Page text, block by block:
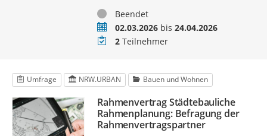
StatusBeendet
Zeitraum02.03.2026bis 24.04.2026
Teilnehmer
2Teilnehmer
Umfrage NRW.URBAN Bauen und Wohnen
Rahmenvertrag Städtebauliche
Rahmenplanung: Befragung der
Rahmenvertragspartner